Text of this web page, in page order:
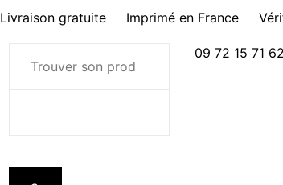
Livraison gratuite Imprimé en France
09 72 15 71 62